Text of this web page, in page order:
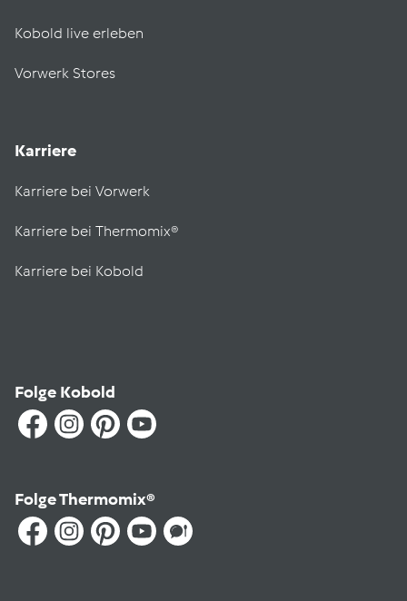
Kobold live erleben
Vorwerk Stores
Karriere
Karriere bei Vorwerk
Karriere bei Thermomix®
Karriere bei Kobold
Folge Kobold
Folge Thermomix®